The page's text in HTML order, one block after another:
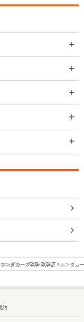
ホンダカーズ玖珠 玖珠店 ホンダカ
約